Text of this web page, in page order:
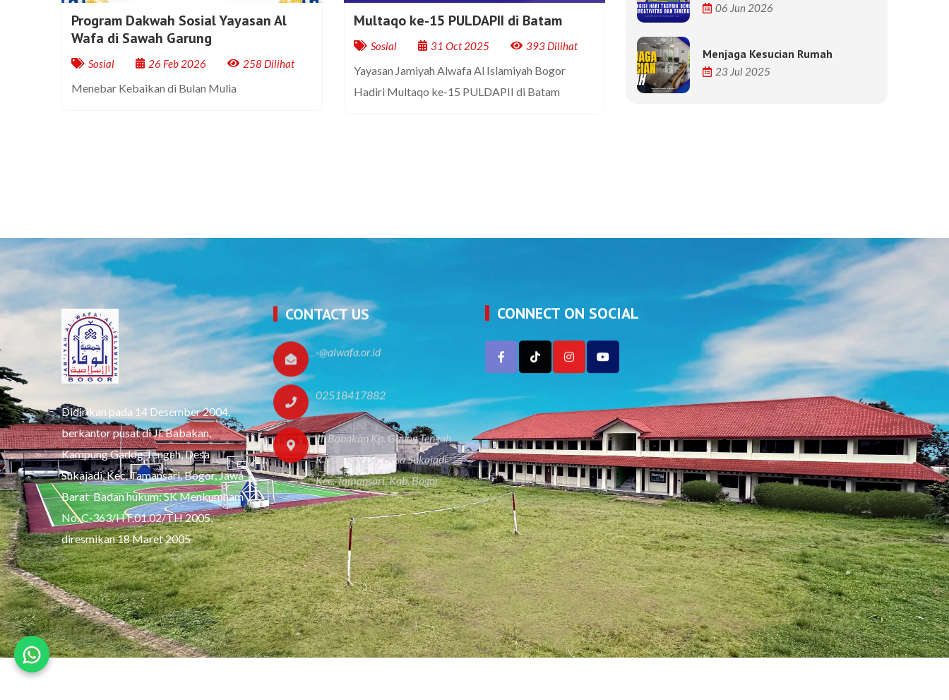
Program Dakwah Sosial Yayasan Al
Wafa di Sawah Garung
Sosial 26 Feb 2026 258 Dilihat
Menebar Kebaikan di Bulan Mulia
Multaqo ke-15 PULDAPII di Batam
Sosial 31 Oct 2025 393 Dilihat
Yayasan Jamiyah Alwafa Al Islamiyah Bogor
Hadiri Multaqo ke-15 PULDAPII di Batam
06 Jun 2026
Menjaga Kesucian Rumah
23 Jul 2025
Didirikan pada 14 Desember 2004,
berkantor pusat di Jl. Babakan,
Kampung Gadog Tengah, Desa
Sukajadi, Kec. Tamansari, Bogor, Jawa
Barat Badan hukum: SK Menkumham
No. C‑363/HT.01.02/TH 2005,
diresmikan 18 Maret 2005
CONTACT US
-@alwafa.or.id
02518417882
Jl. Babakan Kp. Gadog Tengah
RT 04 RW 04, Desa Sukajadi,
Kec. Tamansari, Kab. Bogor
CONNECT ON SOCIAL